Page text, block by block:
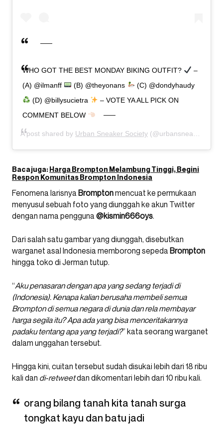
WHO GOT THE BEST MONDAY BIKING OUTFIT?
–
(A) @ilmanff
(B) @theyonans
(C) @dondyhaudy
(D) @billysucietra
– VOTE YA ALL PICK ON
COMMENT BELOW
A post shared by Urban Sneaker Society (@urbansneakersociety) on
Baca juga:Harga Brompton Melambung Tinggi, Begini
Respon Komunitas Brompton Indonesia
Fenomena larisnya Bromptonmencuat ke permukaan
menyusul sebuah foto yang diunggah ke akun Twitter
dengan nama pengguna@kismin666oys.
Dari salah satu gambar yang diunggah, disebutkan
warganet asal Indonesia memborong sepeda Brompton
hingga toko di Jerman tutup.
“Aku penasaran dengan apa yang sedang terjadi di
(Indonesia). Kenapa kalian berusaha membeli semua
Brompton di semua negara di dunia dan rela membayar
harga segila itu? Apa ada yang bisa menceritakannya
padaku tentang apa yang terjadi?” kata seorang warganet
dalam unggahan tersebut.
Hingga kini, cuitan tersebut sudah disukai lebih dari 18 ribu
kali dan di-retweetdan dikomentari lebih dari 10 ribu kali.
orang bilang tanah kita tanah surga
tongkat kayu dan batu jadi